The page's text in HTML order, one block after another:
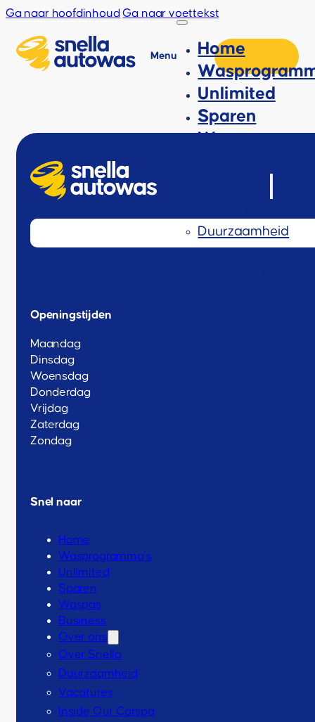
Ga naar hoofdinhoud Ga naar voettekst
Menu
Home
Unlimited
Sparen
Duurzaamheid
Openingstijden
Maandag
Dinsdag
Woensdag
Donderdag
Vrijdag
Zaterdag
Zondag
Snel naar
Home
Wasprogramma’s
Unlimited
Sparen
Waspas
Business
Over ons
Over Snella
Duurzaamheid
Vacatures
Inside Out Carspa